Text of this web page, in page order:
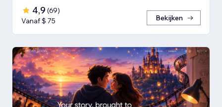
4,9 (69)
Vanaf $ 75
Bekijken